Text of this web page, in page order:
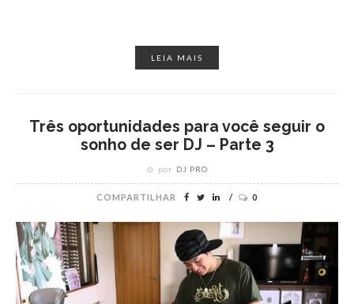
LEIA MAIS
Três oportunidades para você seguir o
sonho de ser DJ – Parte 3
por DJ PRO
COMPARTILHAR 0